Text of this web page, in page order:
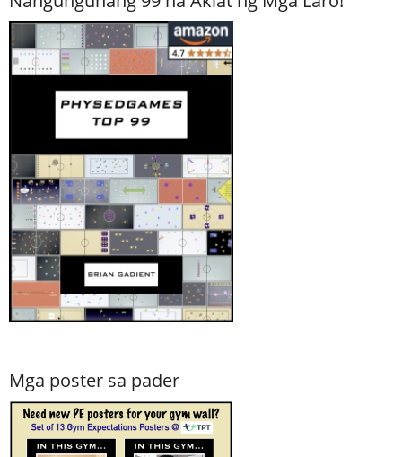
Mga poster sa pader